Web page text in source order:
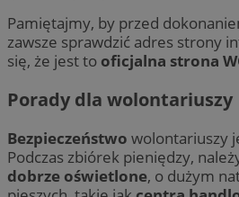
Pamiętajmy, by przed
zawsze sprawdzić adres strony
się, że jest to oficjalna strona
Porady dla wolontariuszy
Bezpieczeństwo wolontariuszy
Podczas zbiórek pieniędzy,
dobrze oświetlone, o dużym